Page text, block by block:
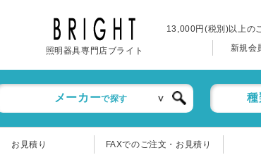
照明器具専門店ブライト
13,000円(税別)以上の
新規会
メーカーで探す 種
お見積り FAXでのご注文・お見積り